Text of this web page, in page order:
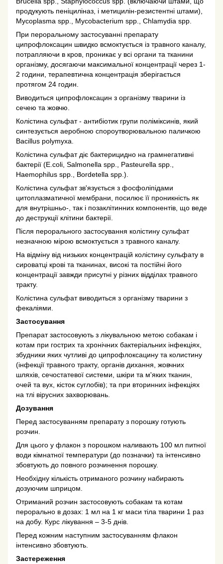
продукують пеніциліназ, і метицилін-резистентні штами),
Mycoplasma spp., Mycobacterium spp., Chlamydia spp.
При пероральному застосуванні препарату
ципрофлоксацин швидко всмоктується із травного каналу,
потрапляючи в кров, проникає у всі органи та тканини
організму, досягаючи максимальної концентрації через 1-
2 години, терапевтична концентрація зберігається
протягом 24 годин.
Виводиться ципрофлоксацин з організму тварини із
сечею та жовчю.
Колістина сульфат - антибіотик групи поліміксинів, який
синтезується аеробною спороутворювальною паличкою
Bacillus polymyxa.
Колістина сульфат діє бактерицидно на грамнегативні
бактерії (E.coli, Salmonella spp., Pasteurella spp.,
Haemophilus spp., Bordetella spp.).
Колістина сульфат зв'язується з фосфоліпідами
цитоплазматичної мембрани, посилює її проникність як
для внутрішньо-, так і позаклітинних компонентів, що веде
до деструкції клітини бактерії.
Після перорального застосування колістину сульфат
незначною мірою всмоктується з травного каналу.
На відміну від низьких концентрацій колістину сульфату в
сироватці крові та тканинах, високі та постійні його
концентрації завжди присутні у різних відділах травного
тракту.
Колістина сульфат виводиться з організму тварини з
фекаліями.
Застосування
Препарат застосовують з лікувальною метою собакам і
котам при гострих та хронічних бактеріальних інфекціях,
збудники яких чутливі до ципрофлоксацину та колистину
(інфекції травного тракту, органів дихання, жовчних
шляхів, сечостатевої системи, шкіри та м'яких тканин,
очей та вух, кісток суглобів); та при вторинних інфекціях
на тлі вірусних захворювань.
Дозування
Перед застосуванням препарату з порошку готують
розчин.
Для цього у флакон з порошком наливають 100 мл питної
води кімнатної температури (до позначки) та інтенсивно
збовтують до повного розчинення порошку.
Необхідну кількість отриманого розчину набирають
дозуючим шприцом.
Отриманий розчин застосовують собакам та котам
перорально в дозах: 1 мл на 1 кг маси тіла тварини 1 раз
на добу. Курс лікування – 3-5 днів.
Перед кожним наступним застосуванням флакон
інтенсивно збовтують.
Застереження